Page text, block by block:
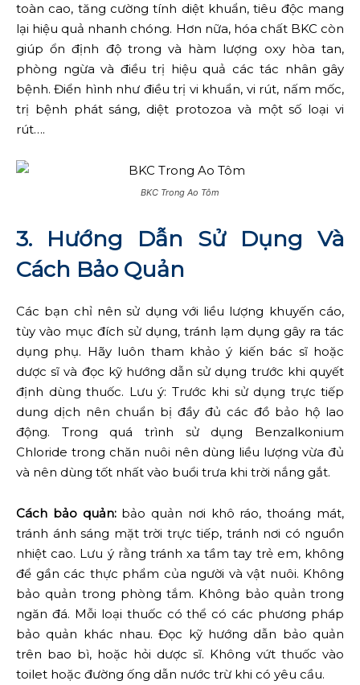
toàn cao, tăng cường tính diệt khuẩn, tiêu độc mang
lại hiệu quả nhanh chóng. Hơn nữa, hóa chất BKC còn
giúp ổn định độ trong và hàm lượng oxy hòa tan,
phòng ngừa và điều trị hiệu quả các tác nhân gây
bệnh. Điển hình như điều trị vi khuẩn, vi rút, nấm mốc,
trị bệnh phát sáng, diệt protozoa và một số loại vi
rút….
BKC Trong Ao Tôm
3. Hướng Dẫn Sử Dụng Và
Cách Bảo Quản
Các bạn chỉ nên sử dụng với liều lượng khuyến cáo,
tùy vào mục đích sử dụng, tránh lạm dụng gây ra tác
dụng phụ. Hãy luôn tham khảo ý kiến bác sĩ hoặc
dược sĩ và đọc kỹ hướng dẫn sử dụng trước khi quyết
định dùng thuốc. Lưu ý: Trước khi sử dụng trực tiếp
dung dịch nên chuẩn bị đầy đủ các đồ bảo hộ lao
động. Trong quá trình sử dụng Benzalkonium
Chloride trong chăn nuôi nên dùng liều lượng vừa đủ
và nên dùng tốt nhất vào buổi trưa khi trời nắng gắt.
Cách bảo quản:bảo quản nơi khô ráo, thoáng mát,
tránh ánh sáng mặt trời trực tiếp, tránh nơi có nguồn
nhiệt cao. Lưu ý rằng tránh xa tầm tay trẻ em, không
để gần các thực phẩm của người và vật nuôi. Không
bảo quản trong phòng tắm. Không bảo quản trong
ngăn đá. Mỗi loại thuốc có thể có các phương pháp
bảo quản khác nhau. Đọc kỹ hướng dẫn bảo quản
trên bao bì, hoặc hỏi dược sĩ. Không vứt thuốc vào
toilet hoặc đường ống dẫn nước trừ khi có yêu cầu.